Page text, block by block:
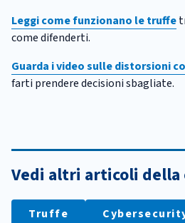
Leggi come funzionano le truffe
come difenderti.
Guarda i video sulle distorsioni
farti prendere decisioni sbagliate.
Vedi altri articoli della
Truffe